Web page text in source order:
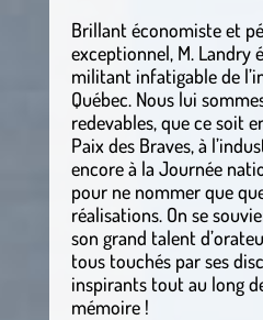
Brillant économiste et
exceptionnel, M. Landry
militant infatigable de
Québec. Nous lui
redevables, que ce soit
Paix des Braves, à
encore à la Journée
pour ne nommer que
réalisations. On se
son grand talent
tous touchés par ses
inspirants tout au long
mémoire !